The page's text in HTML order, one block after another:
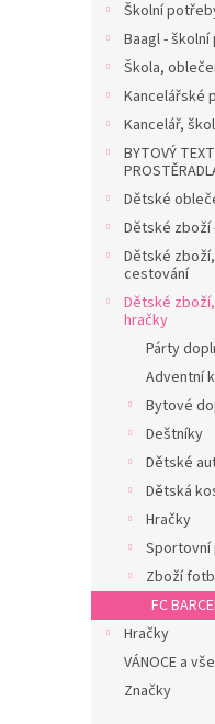
Školní
Baagl -
Škola,
Kancelářské
Kancelář,
BYTOVÝ
Dětské
Dětské
Dětské
cestování
Dětské
hračky
Párty
Adventní
Bytové
Deštníky
Dětské
Dětská
Hračky
Zboží
FC
Hračky
VÁNOCE a
Značky